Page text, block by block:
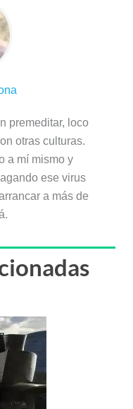
premeditar, loco
otras culturas.
a mí mismo y
ese virus
a más de